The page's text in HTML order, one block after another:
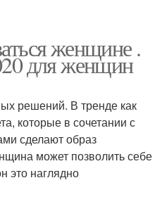
женщине .
для женщин
решений. В тренде как
которые в сочетании с
сделают образ
может позволить себе
это наглядно